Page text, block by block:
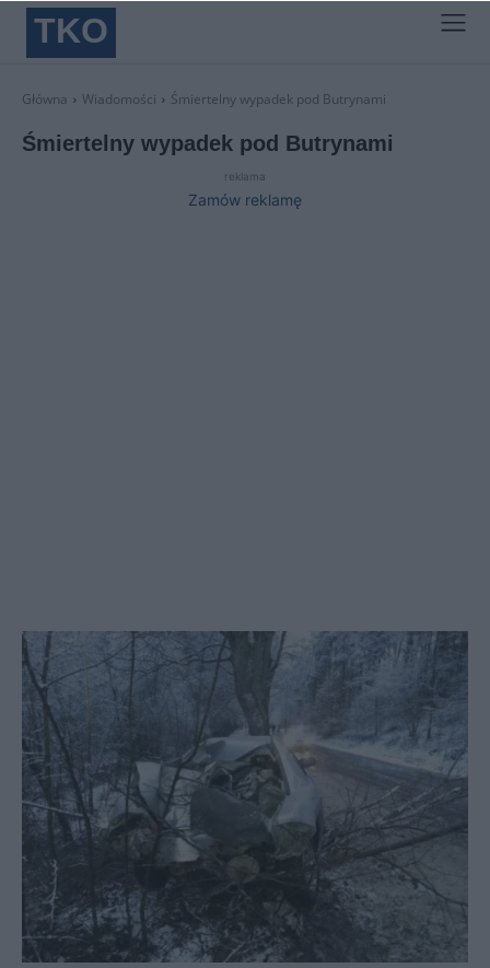
TKO
Główna Wiadomości Śmiertelny wypadek pod Butrynami
Śmiertelny wypadek pod Butrynami
reklama
Zamów reklamę